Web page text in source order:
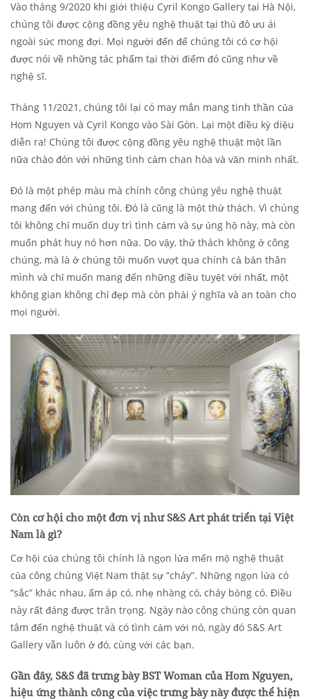
Vào tháng 9/2020 khi giới thiệu Cyril Kongo Gallery tại Hà Nội,
chúng tôi được cộng đồng yêu nghệ thuật tại thủ đô ưu ái
ngoài sức mong đợi. Mọi người đến để chúng tôi có cơ hội
được nói về những tác phẩm tại thời điểm đó cũng như về
nghệ sĩ.
Tháng 11/2021, chúng tôi lại có may mắn mang tinh thần của
Hom Nguyen và Cyril Kongo vào Sài Gòn. Lại một điều kỳ diệu
diễn ra! Chúng tôi được cộng đồng yêu nghệ thuật một lần
nữa chào đón với những tình cảm chan hòa và văn minh nhất.
Đó là một phép màu mà chính công chúng yêu nghệ thuật
mang đến với chúng tôi. Đó là cũng là một thử thách. Vì chúng
tôi không chỉ muốn duy trì tình cảm và sự ủng hộ này, mà còn
muốn phát huy nó hơn nữa. Do vậy, thử thách không ở công
chúng, mà là ở chúng tôi muốn vượt qua chính cả bản thân
mình và chỉ muốn mang đến những điều tuyệt vời nhất, một
không gian không chỉ đẹp mà còn phải ý nghĩa và an toàn cho
mọi người.
Còn cơ hội cho một đơn vị như S&S Art phát triển tại Việt
Nam là gì?
Cơ hội của chúng tôi chính là ngọn lửa mến mộ nghệ thuật
của công chúng Việt Nam thật sự “cháy”. Những ngọn lửa có
“sắc” khác nhau, ấm áp có, nhẹ nhàng có, cháy bỏng có. Điều
này rất đáng được trân trọng. Ngày nào công chúng còn quan
tâm đến nghệ thuật và có tình cảm với nó, ngày đó S&S Art
Gallery vẫn luôn ở đó, cùng với các bạn.
Gần đây, S&S đã trưng bày BST Woman của Hom Nguyen,
hiệu ứng thành công của việc trưng bày này được thể hiện